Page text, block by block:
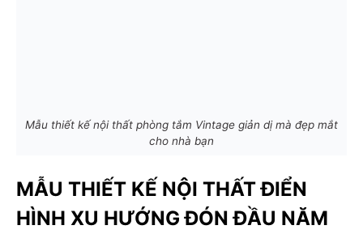
Mẫu thiết kế nội thất phòng tắm Vintage giản dị mà đẹp mắt
cho nhà bạn
MẪU THIẾT KẾ NỘI THẤT ĐIỂN
HÌNH XU HƯỚNG ĐÓN ĐẦU NĂM